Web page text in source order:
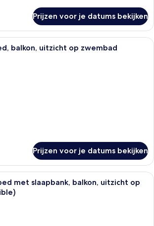
Prijzen voor je datums bekijken
Een hotelkamer met een bank, een
balkon, uitzicht op zwembad
Prijzen voor je datums bekijken
Een hotelkamer met een bank, een
met slaapbank, balkon, uitzicht op